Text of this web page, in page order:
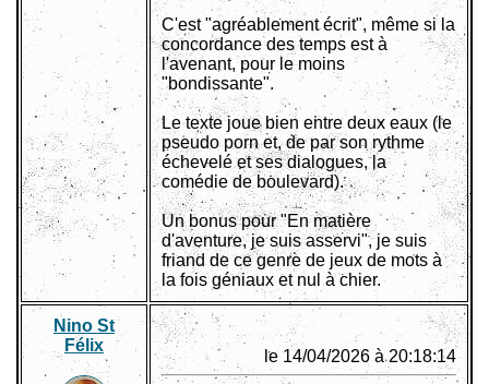
C'est "agréablement écrit", même si la
concordance des temps est à
l'avenant, pour le moins
"bondissante".
Le texte joue bien entre deux eaux (le
pseudo porn et, de par son rythme
échevelé et ses dialogues, la
comédie de boulevard).
Un bonus pour "En matière
d'aventure, je suis asservi", je suis
friand de ce genre de jeux de mots à
la fois géniaux et nul à chier.
Nino St
Félix
le 14/04/2026 à 20:18:14